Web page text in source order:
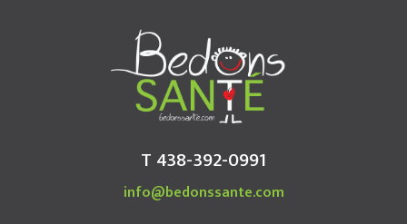
T 438-392-0991
info@bedonssante.com